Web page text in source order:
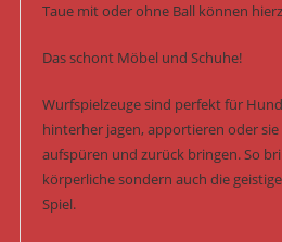
Taue mit oder ohne Ball können
Das schont Möbel und Schuhe!
Wurfspielzeuge sind perfekt für
hinterher jagen, apportieren oder
aufspüren und zurück bringen. So
körperliche sondern auch die
Spiel.